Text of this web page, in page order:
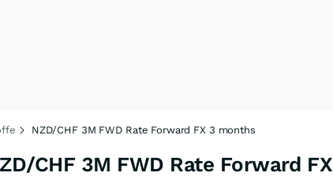
NZD/CHF 3M FWD Rate Forward FX 3 months
CHF 3M FWD Rate Forward FX